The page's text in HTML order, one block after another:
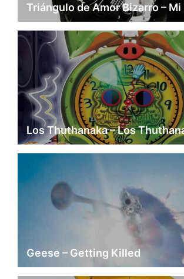
Triángulo de Amor Bizarro –
Los Thuthanaka – Los
Geese – Getting Killed